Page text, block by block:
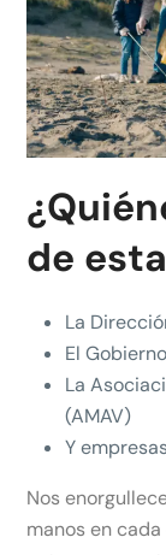
de
La
El
La
(AMAV)
Y
Nos
manos en